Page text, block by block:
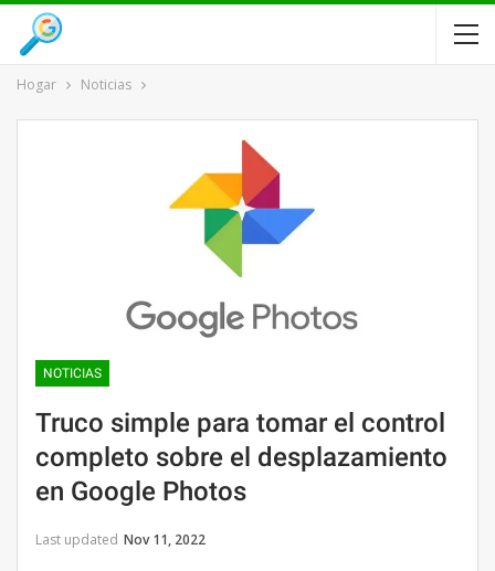
Hogar Noticias
NOTICIAS
Truco simple para tomar el control
completo sobre el desplazamiento
en Google Photos
Last updated Nov 11, 2022